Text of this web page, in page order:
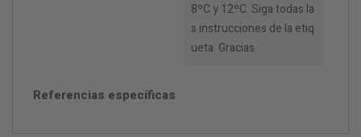
8ºC y 12ºC. Siga todas la
s instrucciones de la etiq
ueta. Gracias.
Referencias específicas